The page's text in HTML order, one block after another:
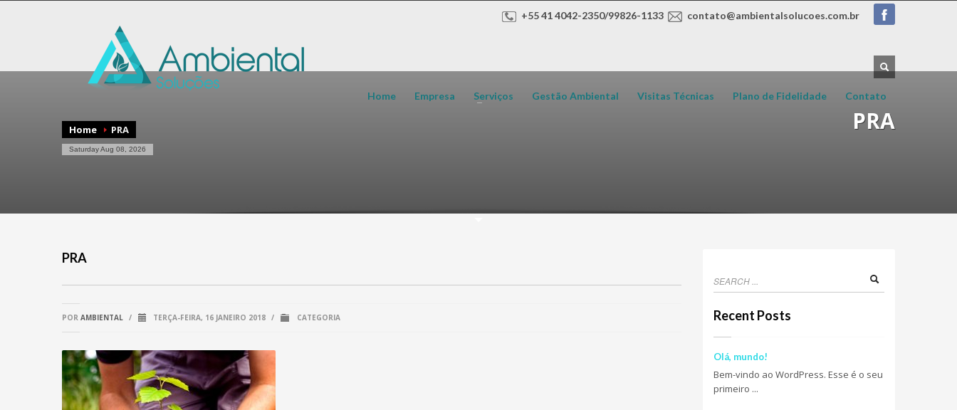
+55 41 4042-2350/99826-1133 contato@ambientalsolucoes.com.br
Home Empresa Serviços Gestão Ambiental Visitas Técnicas Plano de Fidelidade Contato
Home PRA
Saturday Aug 08, 2026
PRA
PRA
POR AMBIENTAL / TERÇA-FEIRA, 16 JANEIRO 2018 / CATEGORIA Recent Posts
Olá, mundo!
Bem-vindo ao WordPress. Esse é o seu
primeiro ...